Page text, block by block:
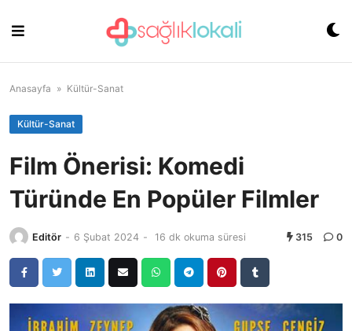
content
Anasayfa » Kültür-Sanat
Kültür-Sanat
Film Önerisi: Komedi
Türünde En Popüler Filmler
Editör - 6 Şubat 2024 - 16 dk okuma süresi 315 0